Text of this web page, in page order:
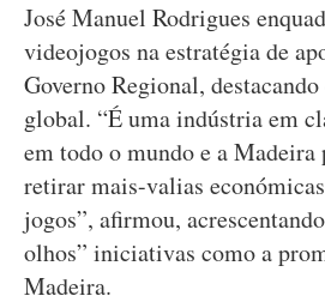
José Manuel Rodrigues
videojogos na estratégia de
Governo Regional,
global. “É uma indústria em
em todo o mundo e a
retirar mais-valias
jogos”, afirmou,
olhos” iniciativas como a
Madeira.